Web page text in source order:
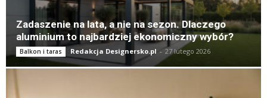
Zadaszenie na lata, a nie na sezon. Dlaczego
aluminium to najbardziej ekonomiczny wybór?
Balkon i taras Redakcja Designersko.pl - 27 lutego 2026